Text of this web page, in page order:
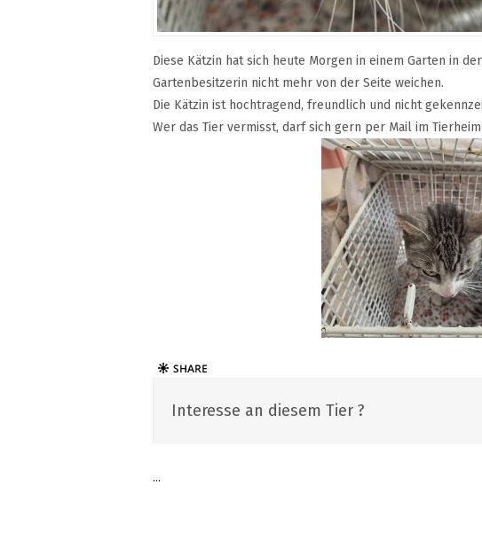
Diese Kätzin hat sich heute Morgen in einem Garten in
Gartenbesitzerin nicht mehr von der Seite weichen.
Die Kätzin ist hochtragend, freundlich und nicht
Wer das Tier vermisst, darf sich gern per Mail im
Interesse an diesem Tier ?
...